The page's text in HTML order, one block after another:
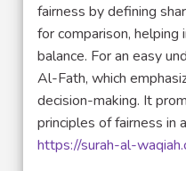
fairness by defining
for comparison, helping
balance. For an easy
Al-Fath, which
decision-making. It
principles of fairness in
https://surah-al-